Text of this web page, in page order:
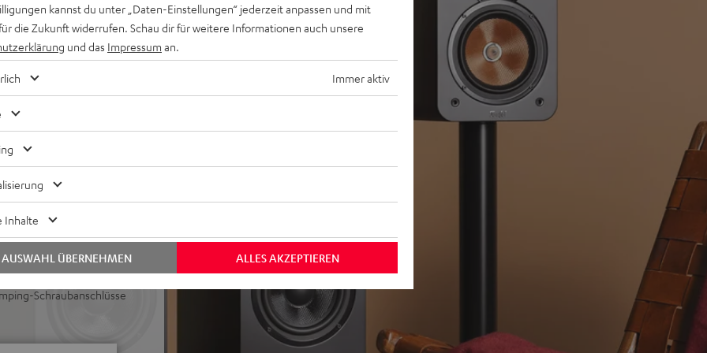
Einhüllung und
verwendbar,
Pegel bei
Phase-Plug arbeitet in
ULTIMA-
auch bei geringen
Höhen und sehr guter
Standfuß, Regal oder
Lackfront und wertigen
Schraubanschlüsse
kannst du unter „Daten-Einstellungen“ jederzeit anpassen und mit
die Zukunft widerrufen. Schau dir für weitere Informationen auch unsere
und das Impressum an.
Immer aktiv
Inhalte
ALLES AKZEPTIEREN
AUSWAHL ÜBERNEHMEN